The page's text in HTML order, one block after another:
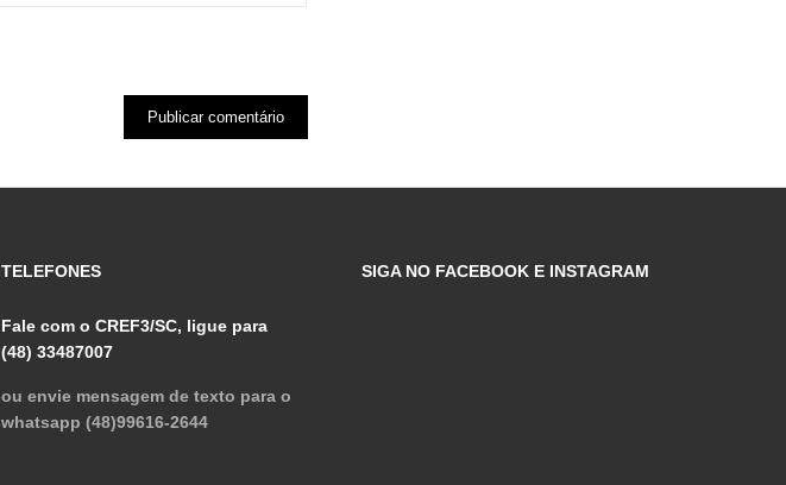
TELEFONES
Fale com o CREF3/SC, ligue para
(48) 33487007
ou envie mensagem de texto para o
whatsapp (48)99616-2644
SIGA NO FACEBOOK E INSTAGRAM